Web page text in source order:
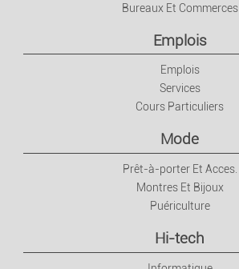
Bureaux Et Commerces
Emplois
Emplois
Services
Cours Particuliers
Mode
Prêt-à-porter Et Acces.
Montres Et Bijoux
Puériculture
Hi-tech